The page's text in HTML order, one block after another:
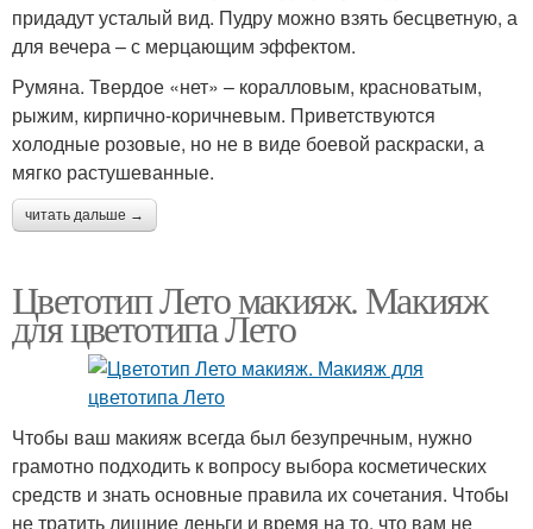
придадут усталый вид. Пудру можно взять бесцветную, а
для вечера – с мерцающим эффектом.
Румяна. Твердое «нет» – коралловым, красноватым,
рыжим, кирпично-коричневым. Приветствуются
холодные розовые, но не в виде боевой раскраски, а
мягко растушеванные.
читать дальше →
Цветотип Лето макияж. Макияж
для цветотипа Лето
Чтобы ваш макияж всегда был безупречным, нужно
грамотно подходить к вопросу выбора косметических
средств и знать основные правила их сочетания. Чтобы
не тратить лишние деньги и время на то, что вам не